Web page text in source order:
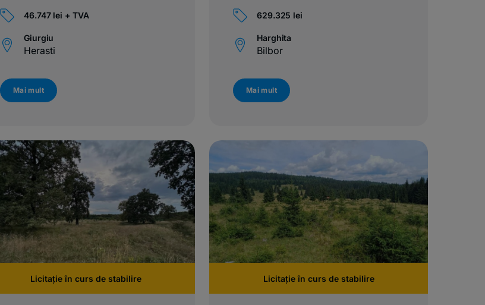
46.747 lei + TVA
Giurgiu
Herasti
Mai mult
629.325 lei
Harghita
Bilbor
Mai mult
Licitație în curs de stabilire Licitație în curs de stabilire